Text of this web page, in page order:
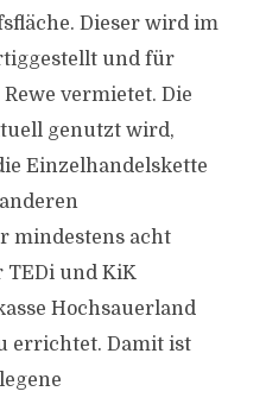
Dieser wird im
und für
vermietet. Die
genutzt wird,
Einzelhandelskette
mindestens acht
TEDi und KiK
Hochsauerland
errichtet. Damit ist